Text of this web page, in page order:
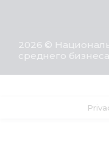
2026 ©
среднего